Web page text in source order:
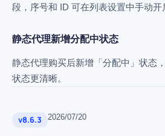
段，序号和 ID 可在列表设置中手动开
静态代理新增分配中状态
静态代理购买后新增「分配中」状态
状态更清晰。
v8.6.3 2026/07/20